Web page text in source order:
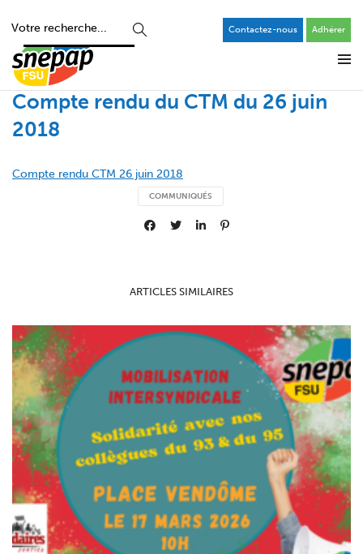
Contactez-nous Adhérer
Compte rendu du CTM du 26 juin
2018
Compte rendu CTM 26 juin 2018
COMMUNIQUÉS
ARTICLES SIMILAIRES